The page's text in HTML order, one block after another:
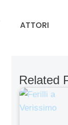
ATTORI
Related